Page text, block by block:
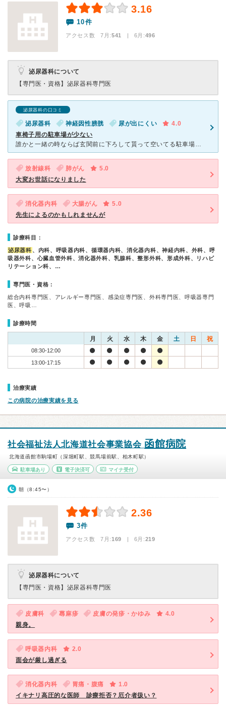
3.16
10件
アクセス数 7月:541 | 6月:496
泌尿器科について
【専門医・資格】 泌尿器科専門医
泌尿器科の口コミ
泌尿器科 神経因性膀胱 尿が出にくい
4.0
車椅子用の駐車場が少ない
誰かと一緒の時ならば玄関前に下ろして貰って空いてる駐車場に停めてもらってましたが、自分で運転して車椅子を下ろして行く場合で車椅子駐車場が空いてないと非常に不便です。 身障手帳を駐車場のおじさんに出す
放射線科 肺がん
5.0
大変お世話になりました
消化器内科 大腸がん
5.0
先生によるのかもしれませんが
診療科目：
泌尿器科 、内科、呼吸器内科、循環器内科、消化器内科、神経内科、外科、呼
吸器外科、心臓血管外科、消化器外科、乳腺科、整形外科、形成外科、リハビ
リテーション科、…
専門医・資格：
総合内科専門医、アレルギー専門医、感染症専門医、外科専門医、呼吸器専門
医、呼吸…
診療時間
月 火 水 木 金 土 日 祝
08:30-12:00
13:00-17:15
治療実績
この病院の治療実績を見る
社会福祉法人北海道社会事業協会 函館病院
北海道函館市駒場町（深堀町駅、競馬場前駅、柏木町駅）
駐車場あり 電子決済可 マイナ受付
朝（8:45〜）
2.36
3件
アクセス数 7月:169 | 6月:219
泌尿器科について
【専門医・資格】 泌尿器科専門医
皮膚科 蕁麻疹 皮膚の発疹・かゆみ
4.0
親身。
呼吸器内科
2.0
面会が厳し過ぎる
消化器内科 胃痛・腹痛
1.0
イキナリ高圧的な医師 診療拒否？厄介者扱い？